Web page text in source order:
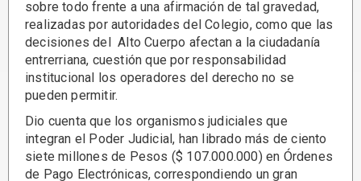
sobre todo frente a una afirmación de tal gravedad,
realizadas por autoridades del Colegio, como que las
decisiones del Alto Cuerpo afectan a la ciudadanía
entrerriana, cuestión que por responsabilidad
institucional los operadores del derecho no se
pueden permitir.
Dio cuenta que los organismos judiciales que
integran el Poder Judicial, han librado más de ciento
siete millones de Pesos ($ 107.000.000) en Órdenes
de Pago Electrónicas, correspondiendo un gran